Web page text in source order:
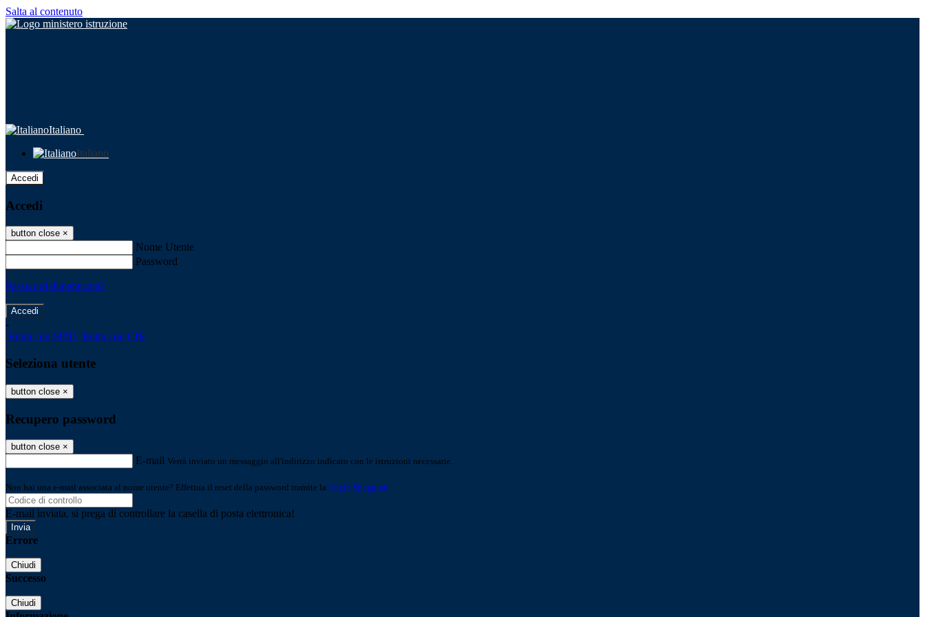
Salta al contenuto
Italiano
Italiano
Accedi
Accedi
button close ×
Nome Utente
Password
Password dimenticata?
-
Entra con SPID Entra con CIE
Seleziona utente
button close ×
Recupero password
button close ×
E-mail Verrà inviato un messaggio all'indirizzo indicato con le istruzioni necessarie.
Non hai una e-mail associata al nome utente? Effettua il reset della password tramite la Login Spaggiari
E-mail inviata, si prega di controllare la casella di posta elettronica!
Errore
Chiudi
Successo
Chiudi